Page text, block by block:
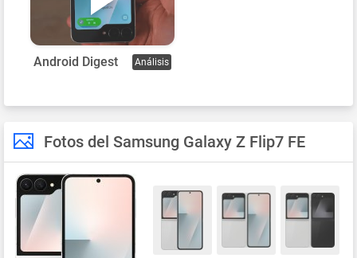
Android Digest Análisis
Fotos del Samsung Galaxy Z Flip7 FE